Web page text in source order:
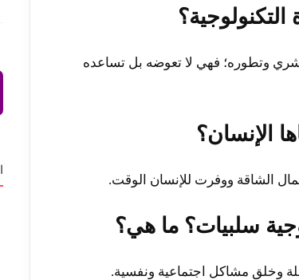
وتطوره؛ فهي لا تعوضه بل تساعده
الشاقة ووفرت للإنسان الوقت.
وخلق مشاكل اجتماعية ونفسية.